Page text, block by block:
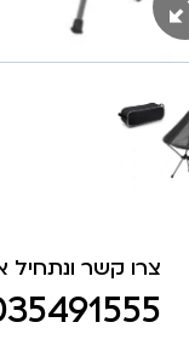
צרו קשר